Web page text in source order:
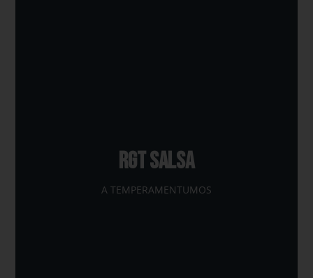
RGT SALSA
A TEMPERAMENTUMOS